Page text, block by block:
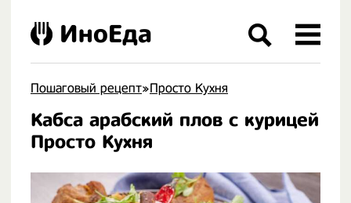
Пошаговый рецепт»Просто Кухня
Кабса арабский плов с курицей
Просто Кухня
ИноЕда